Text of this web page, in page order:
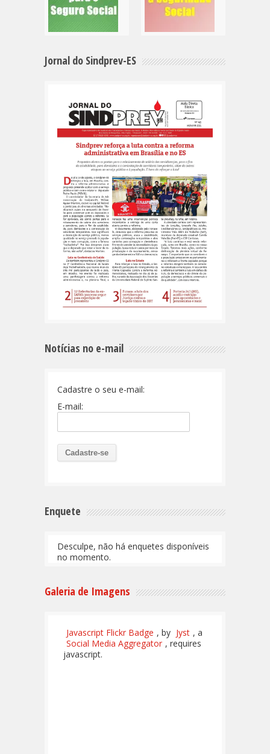
Jornal do Sindprev-ES
Notícias no e-mail
Cadastre o seu e-mail:
E-mail:
Enquete
Desculpe, não há enquetes disponíveis
no momento.
Galeria de Imagens
Javascript Flickr Badge , by Jyst , a
Social Media Aggregator , requires
javascript.